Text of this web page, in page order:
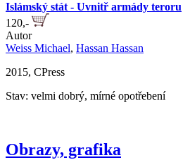
Islámský stát - Uvnitř armády teroru
120,-
Autor
Weiss Michael, Hassan Hassan
2015, CPress
Stav: velmi dobrý, mírné opotřebení
Obrazy, grafika